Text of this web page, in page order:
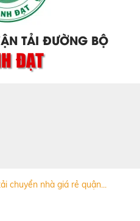
TẢI ĐƯỜNG BỘ
ĐẠT
chuyển nhà giá rẻ quận...